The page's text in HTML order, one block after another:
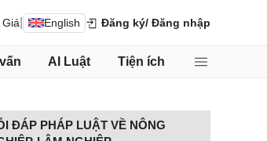
English Đăng ký/ Đăng nhập
AI Luật Tiện ích
ĐÁP PHÁP LUẬT VỀ NÔNG